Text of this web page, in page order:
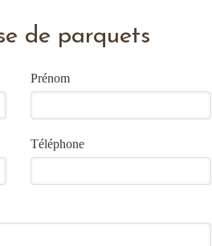
de parquets
Prénom
Téléphone